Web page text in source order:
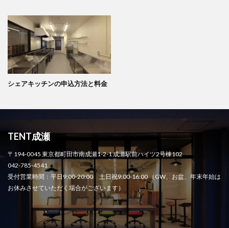
シェアキッチンの申込方法と料金
TENT成瀬
〒194-0045 東京都町田市南成瀬1-2-1 成瀬駅前ハイツ2号棟102
042-785-4541
受付営業時間：平日9:00-20:00 土日祝9:00-16:00 （GW、お盆、年末年始は
お休みさせていただく場合がございます）